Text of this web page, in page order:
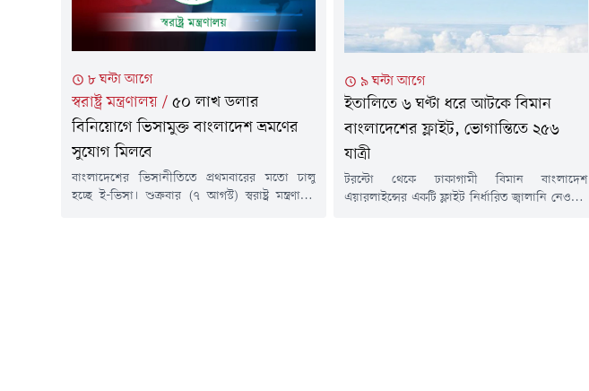
৮ ঘন্টা আগে
স্বরাষ্ট্র মন্ত্রণালয় / ৫০ লাখ ডলার
বিনিয়োগে ভিসামুক্ত বাংলাদেশ ভ্রমণের
সুযোগ মিলবে
বাংলাদেশের ভিসানীতিতে প্রথমবারের মতো চালু
হচ্ছে ই-ভিসা। শুক্রবার (৭ আগস্ট) স্বরাষ্ট্র মন্ত্রণালয়
৯ ঘন্টা আগে
ইতালিতে ৬ ঘণ্টা ধরে আটকে বিমান
বাংলাদেশের ফ্লাইট, ভোগান্তিতে ২৫৬
যাত্রী
টরন্টো থেকে ঢাকাগামী বিমান বাংলাদেশ
এয়ারলাইন্সের একটি ফ্লাইট নির্ধারিত জ্বালানি নেওয়ার